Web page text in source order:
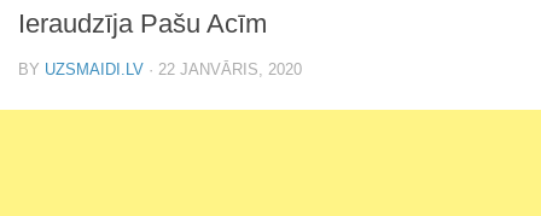
Ieraudzīja Pašu Acīm
BY UZSMAIDI.LV · 22 JANVĀRIS, 2020